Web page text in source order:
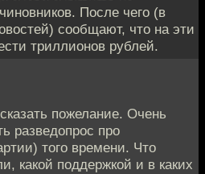
После чего (в
сообщают, что на эти
триллионов рублей.
пожелание. Очень
разведопрос про
того времени. Что
какой поддержкой и в каких